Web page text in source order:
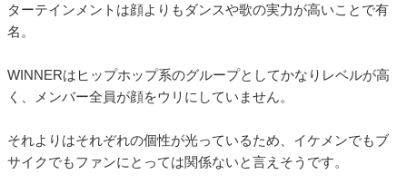
ターテインメントは顔よりもダンスや歌の実力が高いことで有
名。
WINNERはヒップホップ系のグループとしてかなりレベルが高
く、メンバー全員が顔をウリにしていません。
それよりはそれぞれの個性が光っているため、イケメンでもブ
サイクでもファンにとっては関係ないと言えそうです。